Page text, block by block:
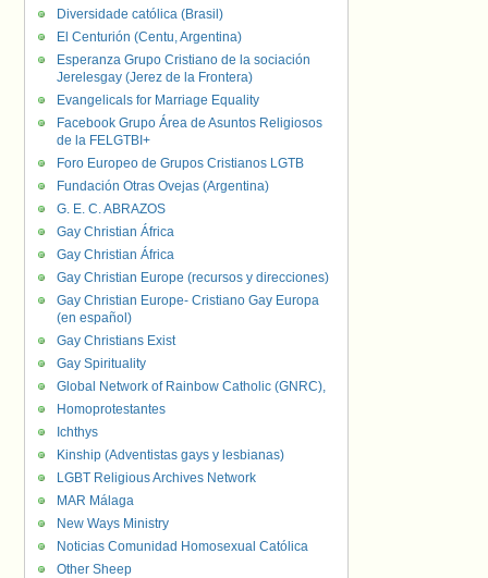
Diversidade católica (Brasil)
El Centurión (Centu, Argentina)
Esperanza Grupo Cristiano de la sociación
Jerelesgay (Jerez de la Frontera)
Evangelicals for Marriage Equality
Facebook Grupo Área de Asuntos Religiosos
de la FELGTBI+
Foro Europeo de Grupos Cristianos LGTB
Fundación Otras Ovejas (Argentina)
G. E. C. ABRAZOS
Gay Christian África
Gay Christian África
Gay Christian Europe (recursos y direcciones)
Gay Christian Europe- Cristiano Gay Europa
(en español)
Gay Christians Exist
Gay Spirituality
Global Network of Rainbow Catholic (GNRC),
Homoprotestantes
Ichthys
Kinship (Adventistas gays y lesbianas)
LGBT Religious Archives Network
MAR Málaga
New Ways Ministry
Noticias Comunidad Homosexual Católica
Other Sheep